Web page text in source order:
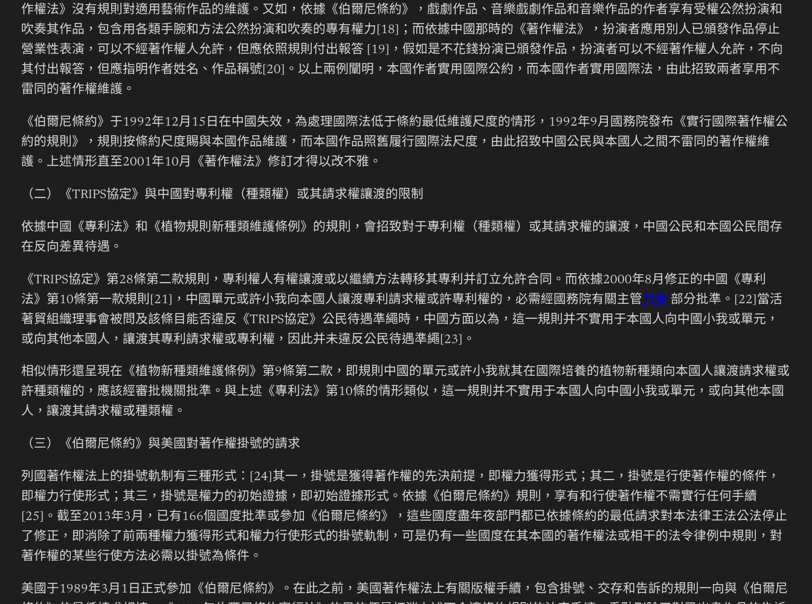
作權法》沒有規則對適用藝術作品的維護。又如，依據《伯爾尼條約》，戲劇作品、音樂戲劇作品和音樂作品的作者享有受權公然扮演和
吹奏其作品，包含用各類手腕和方法公然扮演和吹奏的專有權力[18]；而依據中國那時的《著作權法》，扮演者應用別人已頒發作品停止
營業性表演，可以不經著作權人允許，但應依照規則付出報答 [19]，假如是不花錢扮演已頒發作品，扮演者可以不經著作權人允許，不向
其付出報答，但應指明作者姓名、作品稱號[20]。以上兩例闡明，本國作者實用國際公約，而本國作者實用國際法，由此招致兩者享用不
雷同的著作權維護。
《伯爾尼條約》于1992年12月15日在中國失效，為處理國際法低于條約最低維護尺度的情形，1992年9月國務院發布《實行國際著作權公
約的規則》，規則按條約尺度賜與本國作品維護，而本國作品照舊履行國際法尺度，由此招致中國公民與本國人之間不雷同的著作權維
護。上述情形直至2001年10月《著作權法》修訂才得以改不雅。
（二）《TRIPS協定》與中國對專利權（種類權）或其請求權讓渡的限制
依據中國《專利法》和《植物規則新種類維護條例》的規則，會招致對于專利權（種類權）或其請求權的讓渡，中國公民和本國公民間存
在反向差異待遇。
《TRIPS協定》第28條第二款規則，專利權人有權讓渡或以繼續方法轉移其專利并訂立允許合同。而依據2000年8月修正的中國《專利
法》第10條第一款規則[21]，中國單元或許小我向本國人讓渡專利請求權或許專利權的，必需經國務院有關主管包養 部分批準。[22]當活
著貿組織理事會被問及該條目能否違反《TRIPS協定》公民待遇準繩時，中國方面以為，這一規則并不實用于本國人向中國小我或單元，
或向其他本國人，讓渡其專利請求權或專利權，因此并未違反公民待遇準繩[23]。
相似情形還呈現在《植物新種類維護條例》第9條第二款，即規則中國的單元或許小我就其在國際培養的植物新種類向本國人讓渡請求權或
許種類權的，應該經審批機關批準。與上述《專利法》第10條的情形類似，這一規則并不實用于本國人向中國小我或單元，或向其他本國
人，讓渡其請求權或種類權。
（三）《伯爾尼條約》與美國對著作權掛號的請求
列國著作權法上的掛號軌制有三種形式：[24]其一，掛號是獲得著作權的先決前提，即權力獲得形式；其二，掛號是行使著作權的條件，
即權力行使形式；其三，掛號是權力的初始證據，即初始證據形式。依據《伯爾尼條約》規則，享有和行使著作權不需實行任何手續
[25]。截至2013年3月，已有166個國度批準或參加《伯爾尼條約》，這些國度盡年夜部門都已依據條約的最低請求對本法律王法公法停止
了修正，即消除了前兩種權力獲得形式和權力行使形式的掛號軌制，可是仍有一些國度在其本國的著作權法或相干的法令律例中規則，對
著作權的某些行使方法必需以掛號為條件。
美國于1989年3月1日正式參加《伯爾尼條約》。在此之前，美國著作權法上有關版權手續，包含掛號、交存和告訴的規則一向與《伯爾尼